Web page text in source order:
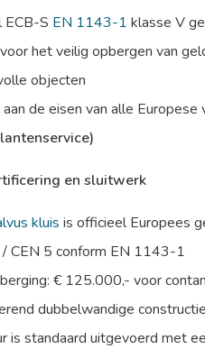
ECB-S EN 1143-1 klasse V
het veilig opbergen van
objecten
de eisen van alle Europese
en sluitwerk
kluis is officieel Europees
CEN 5 conform EN 1143-1
€ 125.000,- voor
dubbelwandige
is standaard uitgevoerd met